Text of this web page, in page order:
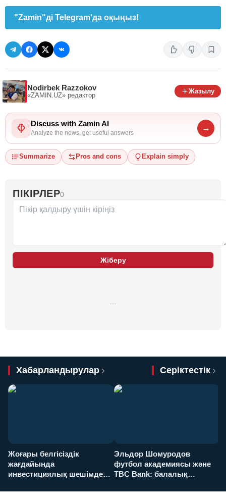
"Zamin"ді Telegram'да оқыңыз!
Nodirbek Razzokov
«ZAMIN.UZ» редактор
Жазылу
Discuss with Zamin AI
Analyze the news, get useful answers
→
Summarize Pros and cons Explain simply
ПІКІРЛЕР0
Жіберу
Хабарландырулар Серіктестік
Жоғары белгісіздік
жағдайында
инвестициялық шешімдер
Эльдор Шомуродов
футбол академиясы және
TBC Bank: балалық